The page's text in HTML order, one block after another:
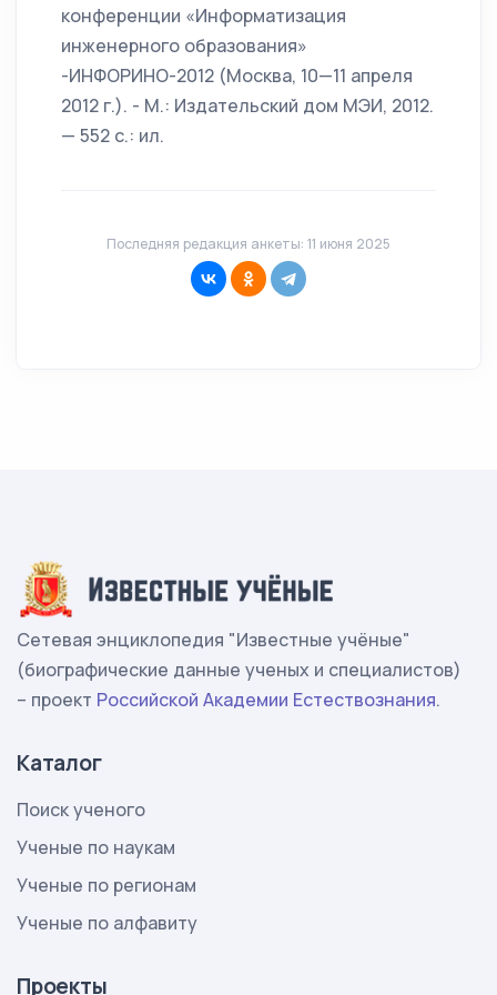
конференции «Информатизация
инженерного образования»
-ИНФОРИНО-2012 (Москва, 10—11 апреля
2012 г.). - М.: Издательский дом МЭИ, 2012.
— 552 с.: ил.
Последняя редакция анкеты: 11 июня 2025
Сетевая энциклопедия "Известные учёные"
(биографические данные ученых и специалистов)
– проект Российской Академии Естествознания.
Каталог
Поиск ученого
Ученые по наукам
Ученые по регионам
Ученые по алфавиту
Проекты